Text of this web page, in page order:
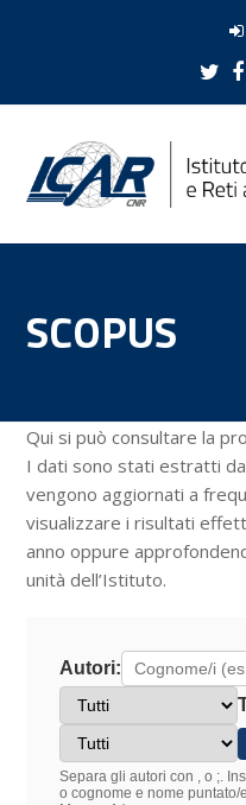
SCOPUS
Qui si può consultare la
I dati sono stati estratti
vengono aggiornati a
visualizzare i risultati
anno oppure
unità dell’Istituto.